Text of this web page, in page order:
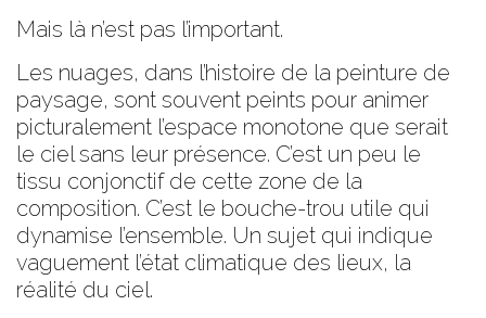
Mais là n’est pas l’important.
Les nuages, dans l’histoire de la peinture de
paysage, sont souvent peints pour animer
picturalement l’espace monotone que serait
le ciel sans leur présence. C’est un peu le
tissu conjonctif de cette zone de la
composition. C’est le bouche-trou utile qui
dynamise l’ensemble. Un sujet qui indique
vaguement l’état climatique des lieux, la
réalité du ciel.